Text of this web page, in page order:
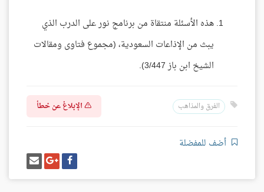
هذه الأسئلة منتقاة من برنامج نور على الدرب الذي
يبث من الإذاعات السعودية، (مجموع فتاوى ومقالات
الشيخ ابن باز 3/447).
الفرق والمذاهب الإبلاغ عن خطأ
أضف للمفضلة
شارك
على
فيسبوك
شارك
على
غوغل
بلس
إرسل
إيميل